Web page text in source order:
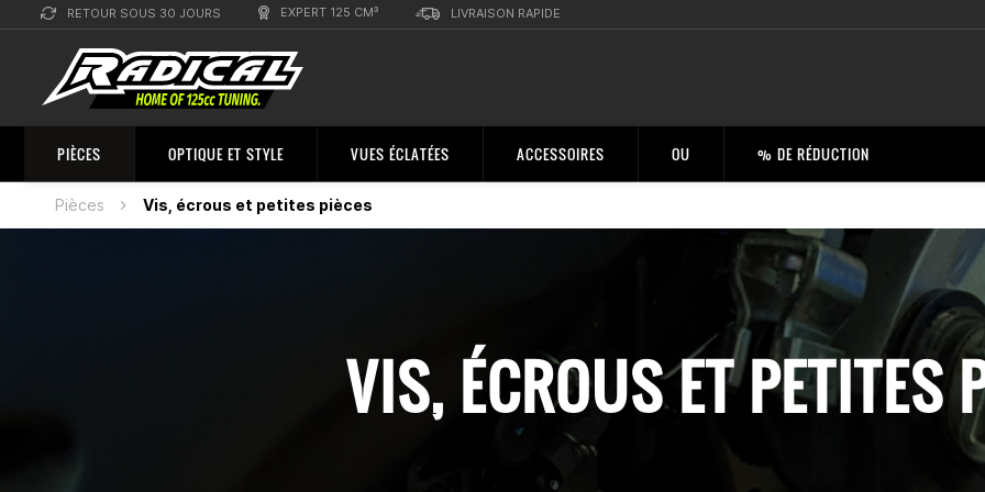
RETOUR SOUS 30 JOURS EXPERT 125 CM³ LIVRAISON RAPIDE
PIÈCES OPTIQUE ET STYLE VUES ÉCLATÉES ACCESSOIRES OU % DE RÉDUCTION
Pièces Vis, écrous et petites pièces
VIS, ÉCROUS ET PETITES